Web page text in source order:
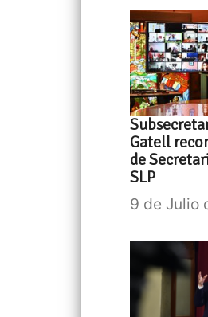
Gatell
de
SLP
9 de Julio